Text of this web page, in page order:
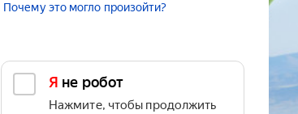
Почему это могло произойти?
Я не робот
Нажмите, чтобы продолжить